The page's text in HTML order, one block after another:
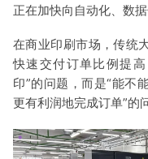
正在加快向自动化、数
在商业印刷市场，传统
快速交付订单比例提
印”的问题，而是“能不
更有利润地完成订单”的